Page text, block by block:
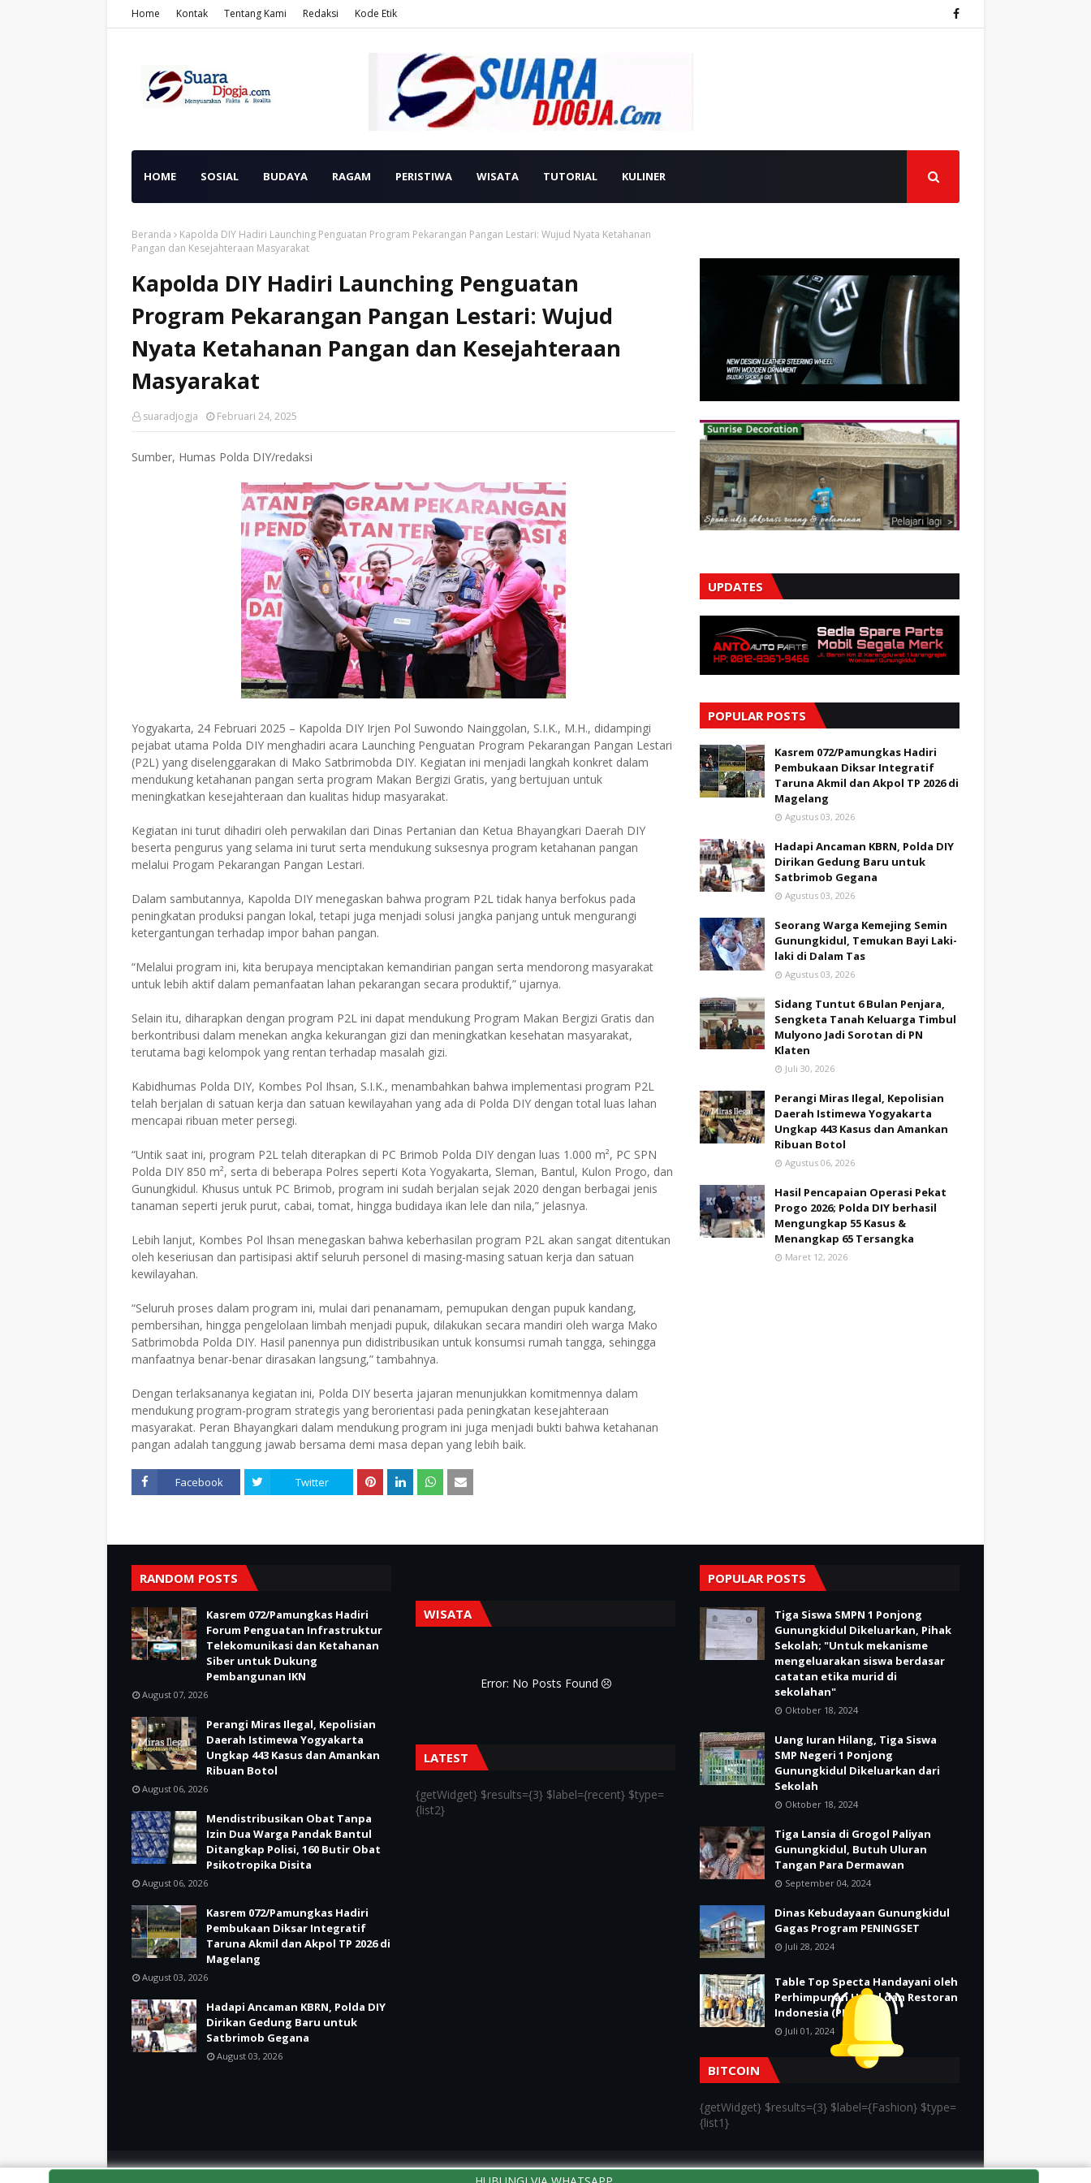
Home Kontak Tentang Kami Redaksi Kode Etik
HOME SOSIAL BUDAYA RAGAM PERISTIWA WISATA TUTORIAL KULINER
Beranda
Kapolda DIY Hadiri Launching Penguatan Program Pekarangan Pangan Lestari: Wujud Nyata Ketahanan
Pangan dan Kesejahteraan Masyarakat
Kapolda DIY Hadiri Launching Penguatan
Program Pekarangan Pangan Lestari: Wujud
Nyata Ketahanan Pangan dan Kesejahteraan
Masyarakat
suaradjogja Februari 24, 2025
Sumber, Humas Polda DIY/redaksi
Yogyakarta, 24 Februari 2025 – Kapolda DIY Irjen Pol Suwondo Nainggolan, S.I.K., M.H., didampingi
pejabat utama Polda DIY menghadiri acara Launching Penguatan Program Pekarangan Pangan Lestari
(P2L) yang diselenggarakan di Mako Satbrimobda DIY. Kegiatan ini menjadi langkah konkret dalam
mendukung ketahanan pangan serta program Makan Bergizi Gratis, yang bertujuan untuk
meningkatkan kesejahteraan dan kualitas hidup masyarakat.
Kegiatan ini turut dihadiri oleh perwakilan dari Dinas Pertanian dan Ketua Bhayangkari Daerah DIY
beserta pengurus yang selama ini turut serta mendukung suksesnya program ketahanan pangan
melalui Progam Pekarangan Pangan Lestari.
Dalam sambutannya, Kapolda DIY menegaskan bahwa program P2L tidak hanya berfokus pada
peningkatan produksi pangan lokal, tetapi juga menjadi solusi jangka panjang untuk mengurangi
ketergantungan terhadap impor bahan pangan.
“Melalui program ini, kita berupaya menciptakan kemandirian pangan serta mendorong masyarakat
untuk lebih aktif dalam pemanfaatan lahan pekarangan secara produktif,” ujarnya.
Selain itu, diharapkan dengan program P2L ini dapat mendukung Program Makan Bergizi Gratis dan
berkontribusi dalam menekan angka kekurangan gizi dan meningkatkan kesehatan masyarakat,
terutama bagi kelompok yang rentan terhadap masalah gizi.
Kabidhumas Polda DIY, Kombes Pol Ihsan, S.I.K., menambahkan bahwa implementasi program P2L
telah berjalan di satuan kerja dan satuan kewilayahan yang ada di Polda DIY dengan total luas lahan
mencapai ribuan meter persegi.
“Untik saat ini, program P2L telah diterapkan di PC Brimob Polda DIY dengan luas 1.000 m², PC SPN
Polda DIY 850 m², serta di beberapa Polres seperti Kota Yogyakarta, Sleman, Bantul, Kulon Progo, dan
Gunungkidul. Khusus untuk PC Brimob, program ini sudah berjalan sejak 2020 dengan berbagai jenis
tanaman seperti jeruk purut, cabai, tomat, hingga budidaya ikan lele dan nila,” jelasnya.
Lebih lanjut, Kombes Pol Ihsan menegaskan bahwa keberhasilan program P2L akan sangat ditentukan
oleh keseriusan dan partisipasi aktif seluruh personel di masing-masing satuan kerja dan satuan
kewilayahan.
“Seluruh proses dalam program ini, mulai dari penanamam, pemupukan dengan pupuk kandang,
pembersihan, hingga pengelolaan limbah menjadi pupuk, dilakukan secara mandiri oleh warga Mako
Satbrimobda Polda DIY. Hasil panennya pun didistribusikan untuk konsumsi rumah tangga, sehingga
manfaatnya benar-benar dirasakan langsung,” tambahnya.
Dengan terlaksananya kegiatan ini, Polda DIY beserta jajaran menunjukkan komitmennya dalam
mendukung program-program strategis yang berorientasi pada peningkatan kesejahteraan
masyarakat. Peran Bhayangkari dalam mendukung program ini juga menjadi bukti bahwa ketahanan
pangan adalah tanggung jawab bersama demi masa depan yang lebih baik.
Facebook Twitter
UPDATES
POPULAR POSTS
Kasrem 072/Pamungkas Hadiri
Pembukaan Diksar Integratif
Taruna Akmil dan Akpol TP 2026 di
Magelang
Agustus 03, 2026
Hadapi Ancaman KBRN, Polda DIY
Dirikan Gedung Baru untuk
Satbrimob Gegana
Agustus 03, 2026
Seorang Warga Kemejing Semin
Gunungkidul, Temukan Bayi Laki-
laki di Dalam Tas
Agustus 03, 2026
Sidang Tuntut 6 Bulan Penjara,
Sengketa Tanah Keluarga Timbul
Mulyono Jadi Sorotan di PN
Klaten
Juli 30, 2026
Perangi Miras Ilegal, Kepolisian
Daerah Istimewa Yogyakarta
Ungkap 443 Kasus dan Amankan
Ribuan Botol
Agustus 06, 2026
Hasil Pencapaian Operasi Pekat
Progo 2026; Polda DIY berhasil
Mengungkap 55 Kasus &
Menangkap 65 Tersangka
Maret 12, 2026
RANDOM POSTS
Kasrem 072/Pamungkas Hadiri
Forum Penguatan Infrastruktur
Telekomunikasi dan Ketahanan
Siber untuk Dukung
Pembangunan IKN
August 07, 2026
Perangi Miras Ilegal, Kepolisian
Daerah Istimewa Yogyakarta
Ungkap 443 Kasus dan Amankan
Ribuan Botol
August 06, 2026
Mendistribusikan Obat Tanpa
Izin Dua Warga Pandak Bantul
Ditangkap Polisi, 160 Butir Obat
Psikotropika Disita
August 06, 2026
Kasrem 072/Pamungkas Hadiri
Pembukaan Diksar Integratif
Taruna Akmil dan Akpol TP 2026 di
Magelang
August 03, 2026
Hadapi Ancaman KBRN, Polda DIY
Dirikan Gedung Baru untuk
Satbrimob Gegana
August 03, 2026
WISATA
Error: No Posts Found
LATEST
{getWidget} $results={3} $label={recent} $type=
{list2}
POPULAR POSTS
Tiga Siswa SMPN 1 Ponjong
Gunungkidul Dikeluarkan, Pihak
Sekolah; "Untuk mekanisme
mengeluarakan siswa berdasar
catatan etika murid di
sekolahan"
Oktober 18, 2024
Uang Iuran Hilang, Tiga Siswa
SMP Negeri 1 Ponjong
Gunungkidul Dikeluarkan dari
Sekolah
Oktober 18, 2024
Tiga Lansia di Grogol Paliyan
Gunungkidul, Butuh Uluran
Tangan Para Dermawan
September 04, 2024
Dinas Kebudayaan Gunungkidul
Gagas Program PENINGSET
Juli 28, 2024
Table Top Specta Handayani oleh
Perhimpunan Hotel dan Restoran
Indonesia (PHRI)
Juli 01, 2024
BITCOIN
{getWidget} $results={3} $label={Fashion} $type=
{list1}
Home Kontak Tentang kami Redaksi Kode Etik
Crafted with byTemplatesYard